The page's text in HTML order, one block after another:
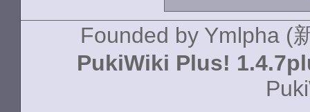
Founded by Ymlpha (
PukiWiki Plus!